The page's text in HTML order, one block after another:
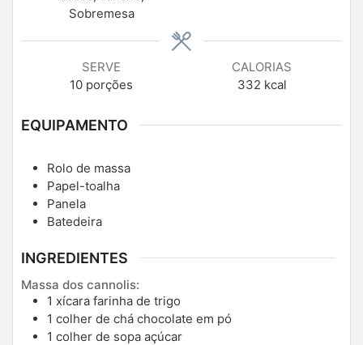
Sobremesa
SERVE
10 porções
CALORIAS
332 kcal
EQUIPAMENTO
Rolo de massa
Papel-toalha
Panela
Batedeira
INGREDIENTES
Massa dos cannolis:
1 xícara farinha de trigo
1 colher de chá chocolate em pó
1 colher de sopa açúcar